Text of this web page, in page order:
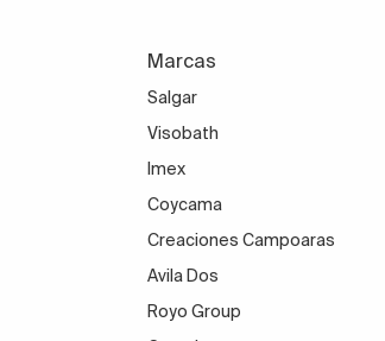
Marcas
Salgar
Visobath
Imex
Coycama
Creaciones Campoaras
Avila Dos
Royo Group